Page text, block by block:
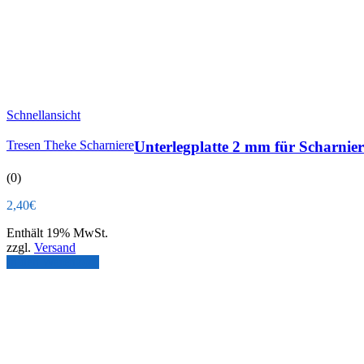
Schnellansicht
Tresen Theke ScharniereUnterlegplatte 2 mm für
(0)
2,40€
Enthält 19% MwSt.
zzgl. Versand